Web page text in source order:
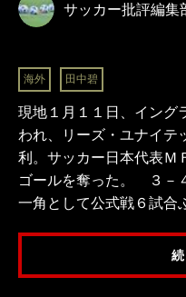
サッカー批評編集
海外 田中碧
現地１月１１日、イング
われ、リーズ・ユナイテ
利。サッカー日本代表Ｍ
ゴールを奪った。 ３－
一角として公式戦６試合